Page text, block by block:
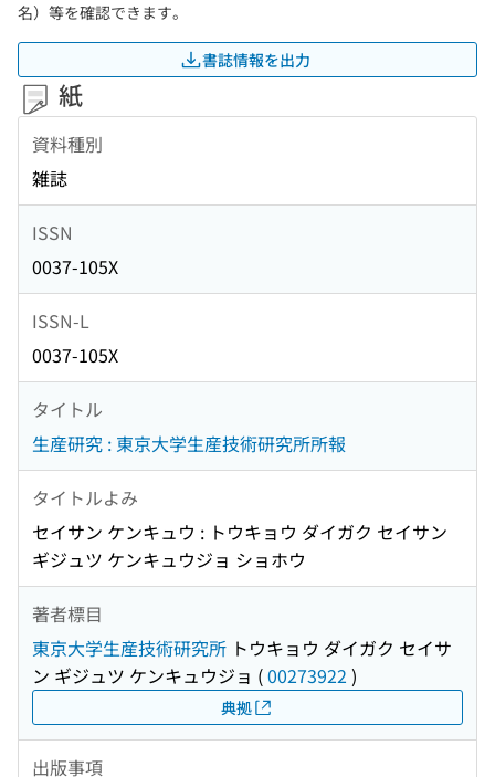
名）等を確認できます。
書誌情報を出力
紙
資料種別
雑誌
ISSN
0037-105X
ISSN-L
0037-105X
タイトル
生産研究 : 東京大学生産技術研究所所報
タイトルよみ
セイサン ケンキュウ : トウキョウ ダイガク セイサン
ギジュツ ケンキュウジョ ショホウ
著者標目
東京大学生産技術研究所 トウキョウ ダイガク セイサ
ン ギジュツ ケンキュウジョ (00273922 )
典拠
出版事項